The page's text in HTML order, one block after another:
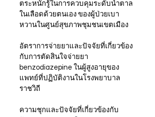
ตระหนักรู้ในการควบคุมระดับน้ำตาล
ในเลือดด้วยตนเอง ของผู้ป่วยเบา
หวานในศูนย์สุขภาพชุมชนเขตเมือง
อัตราการจ่ายยาและปัจจัยที่เกี่ยวข้อง
กับการตัดสินใจจ่ายยา
benzodiazepine ในผู้สูงอายุของ
แพทย์ที่ปฏิบัติงานในโรงพยาบาล
ราชวิถี
ความชุกและปัจจัยที่เกี่ยวข้องกับ